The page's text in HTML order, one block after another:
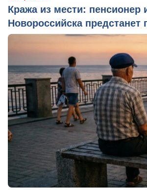
Кража из мести: пенсионер
Новороссийска предстанет